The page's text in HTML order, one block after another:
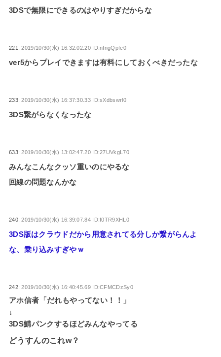
3DSで無限にできるのはやりすぎだからな
221:2019/10/30(水) 16:32:02.20 ID:nfngQpfe0
ver5からプレイできますは有料にしておくべきだったな
233:2019/10/30(水) 16:37:30.33 ID:sXdbswrl0
3DS繋がらなくなったな
633:2019/10/30(水) 13:02:47.20 ID:27UVkgL70
みんなこんなクッソ重いのにやるな
回線の問題なんかな
240:2019/10/30(水) 16:39:07.84 ID:f0TR9XHL0
3DS版はクラウドだから用意されてる分しか繋がらんよ
な、乗り込みすぎやｗ
242:2019/10/30(水) 16:40:45.69 ID:CFMCDzSy0
アホ信者「だれもやってない！！」
↓
3DS鯖パンクするほどみんなやってる
どうすんのこれw？